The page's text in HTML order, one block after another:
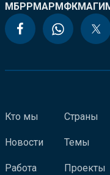
МБРРМАРМФКМАГИ
Кто мы
Новости
Работа
Страны
Темы
Проекты